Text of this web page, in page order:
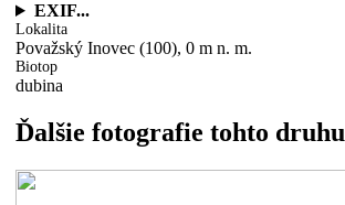
EXIF...
Lokalita
Považský Inovec (100), 0 m n. m.
Biotop
dubina
Ďalšie fotografie tohto druhu